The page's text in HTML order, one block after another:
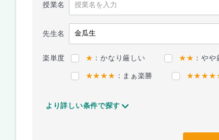
授業名
先生名
楽単度 ★ ：かなり厳しい ★★ ：や
★★★★ ：まぁ楽勝
より詳しい条件で探す